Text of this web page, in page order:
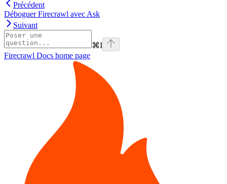
Précédent
Déboguer Firecrawl avec Ask
Suivant
⌘I
Firecrawl Docs home page